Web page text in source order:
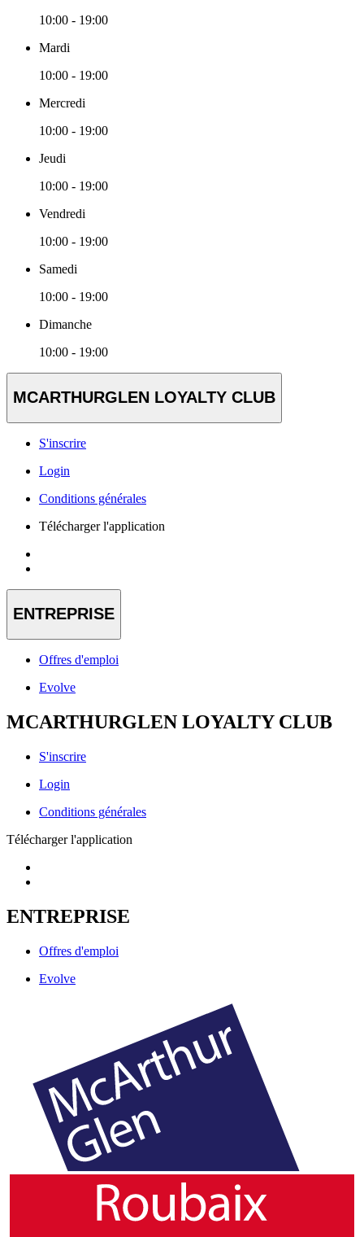
10:00 - 19:00
Mardi
10:00 - 19:00
Mercredi
10:00 - 19:00
Jeudi
10:00 - 19:00
Vendredi
10:00 - 19:00
Samedi
10:00 - 19:00
Dimanche
10:00 - 19:00
MCARTHURGLEN LOYALTY CLUB
S'inscrire
Login
Conditions générales
Télécharger l'application
ENTREPRISE
Offres d'emploi
Evolve
MCARTHURGLEN LOYALTY CLUB
S'inscrire
Login
Conditions générales
Télécharger l'application
ENTREPRISE
Offres d'emploi
Evolve